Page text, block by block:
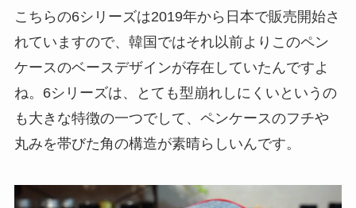
こちらの6シリーズは2019年から日本で販売開始さ
れていますので、韓国ではそれ以前よりこのペン
ケースのベースデザインが存在していたんですよ
ね。6シリーズは、とても型崩れしにくいというの
も大きな特徴の一つでして、ペンケースのフチや
丸みを帯びた角の構造が素晴らしいんです。